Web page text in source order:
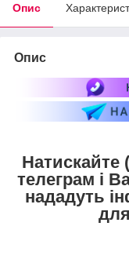
Опис
Опис
Натискайте
телеграм і
нададуть